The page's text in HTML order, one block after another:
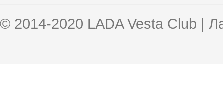
© 2014-2020 LADA Vesta Club |